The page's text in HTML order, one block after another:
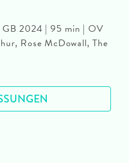
GB 2024 | 95 min | OV
Rose McDowall, The